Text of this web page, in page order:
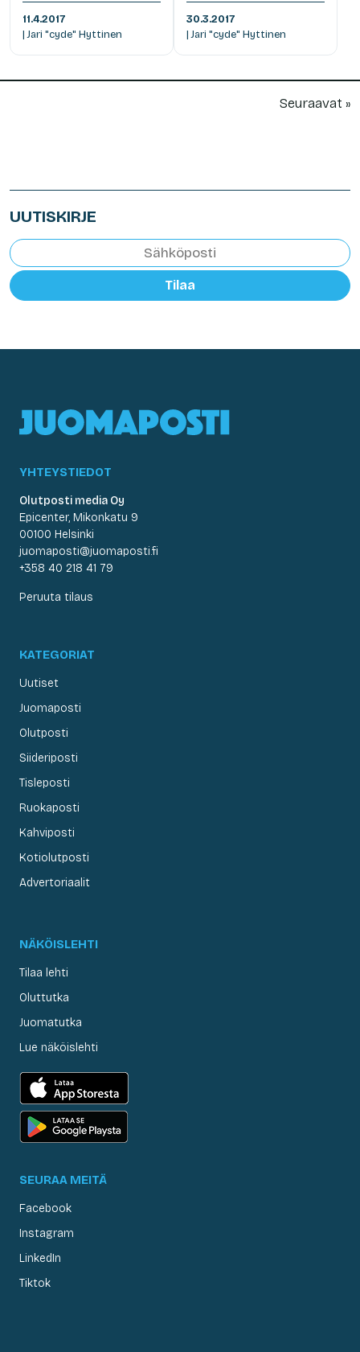
11.4.2017
| Jari "cyde" Hyttinen
30.3.2017
| Jari "cyde" Hyttinen
Seuraavat »
UUTISKIRJE
Tilaa
YHTEYSTIEDOT
Olutposti media Oy
Epicenter, Mikonkatu 9
00100 Helsinki
juomaposti@juomaposti.fi
+358 40 218 41 79
Peruuta tilaus
KATEGORIAT
Uutiset
Juomaposti
Olutposti
Siideriposti
Tisleposti
Ruokaposti
Kahviposti
Kotiolutposti
Advertoriaalit
NÄKÖISLEHTI
Tilaa lehti
Oluttutka
Juomatutka
Lue näköislehti
SEURAA MEITÄ
Facebook
Instagram
LinkedIn
Tiktok